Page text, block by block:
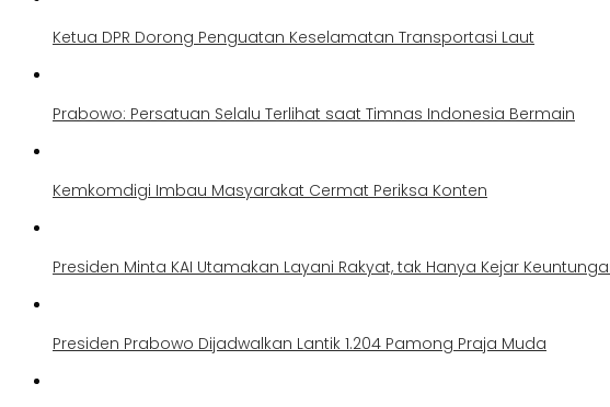
Ketua DPR Dorong Penguatan Keselamatan Transportasi Laut
Prabowo: Persatuan Selalu Terlihat saat Timnas Indonesia Bermain
Kemkomdigi Imbau Masyarakat Cermat Periksa Konten
Presiden Minta KAI Utamakan Layani Rakyat, tak Hanya Kejar
Presiden Prabowo Dijadwalkan Lantik 1.204 Pamong Praja Muda